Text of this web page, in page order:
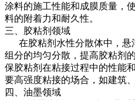
涂料的施工性能和成膜质量，
料的附着力和耐久性。
三、胶粘剂领域
在胶粘剂水性分散体中，悬
组分的均匀分散，提高胶粘剂
保胶粘剂在粘接过程中的性能
要高强度粘接的场合，如建筑
四、油墨领域